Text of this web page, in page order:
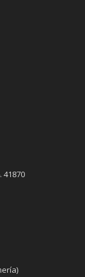
41870